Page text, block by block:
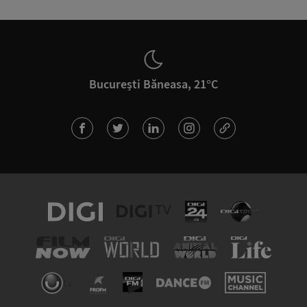
București Băneasa, 21°C